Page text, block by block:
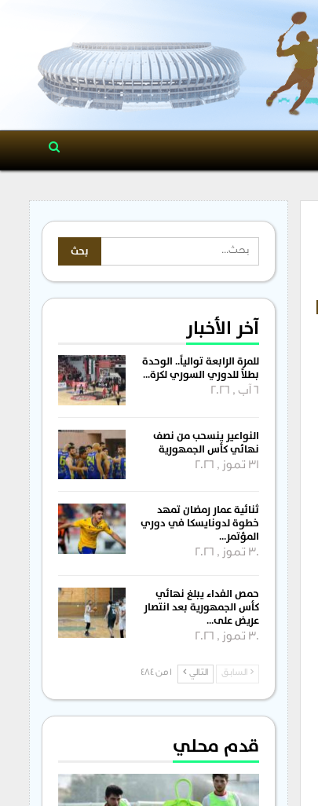
آخر الأخبار
للمرة الرابعة توالياً.. الوحدة
بطلاً للدوري السوري لكرة…
6 آب , 2026
النواعير ينسحب من نصف
نهائي كأس الجمهورية
31 تموز , 2026
ثنائية عمار رمضان تمهد
خطوة لدونايسكا في دوري
المؤتمر…
30 تموز , 2026
حمص الفداء يبلغ نهائي
كأس الجمهورية بعد انتصار
عريض على…
30 تموز , 2026
السابق التالي 1 من 484
قدم محلي